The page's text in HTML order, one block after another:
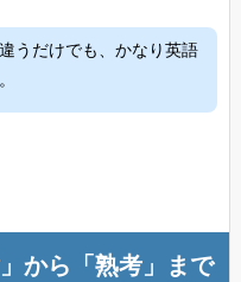
うだけでも、かなり英語
から「熟考」まで